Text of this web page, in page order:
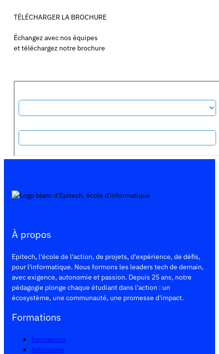
TÉLÉCHARGER LA BROCHURE
Échangez avec nos équipes
et téléchargez notre brochure
À propos
Epitech, l'école de l'action, de projets, d'expérience, de défis,
pour l'informatique. Nous formons les leaders tech de demain,
avec exigence, autonomie et passion. Depuis 25 ans, notre
pédagogie plonge chaque étudiant dans l'action : un
écosystème, une communauté, une promesse d'impact.
Formations
Formations
Admission